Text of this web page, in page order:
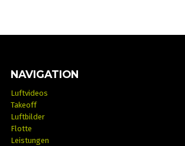
NAVIGATION
Luftvideos
Takeoff
Luftbilder
Flotte
Leistungen